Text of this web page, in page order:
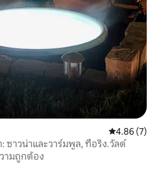
คะแนนเฉลี่ย
4.86 (7)
: ซาวน่าและวาร์มพูล, ทือริง.วัลด์
ามถูกต้อง